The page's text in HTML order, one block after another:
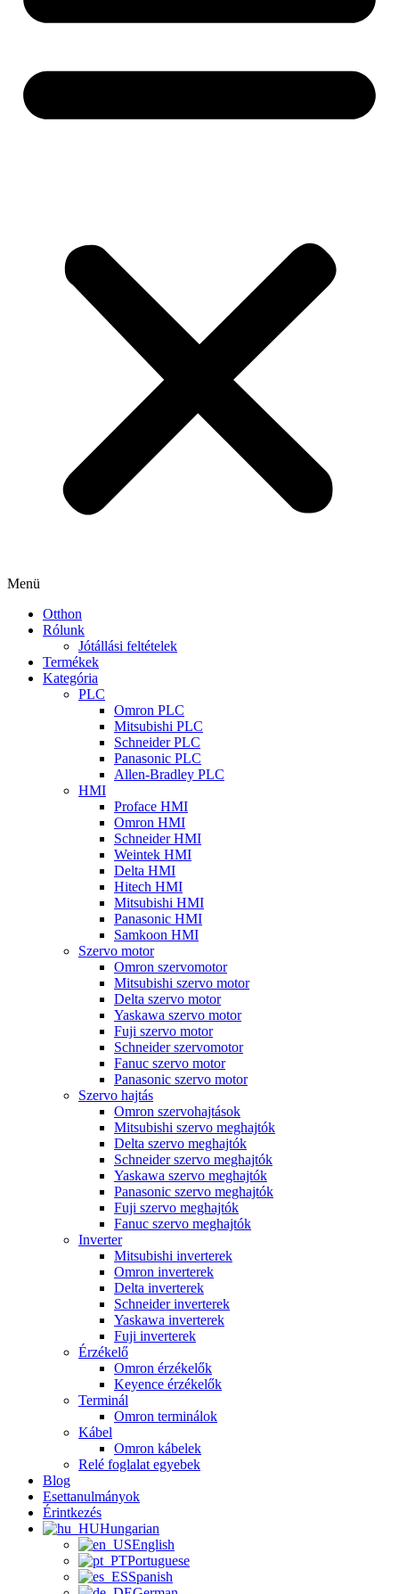
Menü
Otthon
Rólunk
Jótállási feltételek
Termékek
Kategória
PLC
Omron PLC
Mitsubishi PLC
Schneider PLC
Panasonic PLC
Allen-Bradley PLC
HMI
Proface HMI
Omron HMI
Schneider HMI
Weintek HMI
Delta HMI
Hitech HMI
Mitsubishi HMI
Panasonic HMI
Samkoon HMI
Szervo motor
Omron szervomotor
Mitsubishi szervo motor
Delta szervo motor
Yaskawa szervo motor
Fuji szervo motor
Schneider szervomotor
Fanuc szervo motor
Panasonic szervo motor
Szervo hajtás
Omron szervohajtások
Mitsubishi szervo meghajtók
Delta szervo meghajtók
Schneider szervo meghajtók
Yaskawa szervo meghajtók
Panasonic szervo meghajtók
Fuji szervo meghajtók
Fanuc szervo meghajtók
Inverter
Mitsubishi inverterek
Omron inverterek
Delta inverterek
Schneider inverterek
Yaskawa inverterek
Fuji inverterek
Érzékelő
Omron érzékelők
Keyence érzékelők
Terminál
Omron terminálok
Kábel
Omron kábelek
Relé foglalat egyebek
Blog
Esettanulmányok
Érintkezés
Hungarian
English
Portuguese
Spanish